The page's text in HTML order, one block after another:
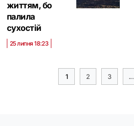
життям, бо
палила
сухостій
25 липня 18:23
1 2 3 ...